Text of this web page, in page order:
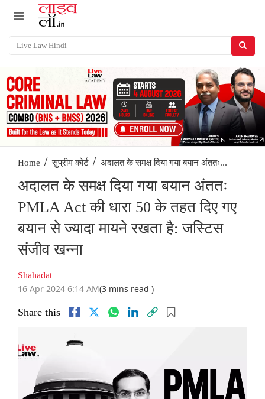
Home / सुप्रीम कोर्ट / अदालत के समक्ष दिया गया बयान अंततः...
अदालत के समक्ष दिया गया बयान अंततः
PMLA Act की धारा 50 के तहत दिए गए
बयान से ज्यादा मायने रखता है: जस्टिस
संजीव खन्ना
Shahadat
16 Apr 2024 6:14 AM(3 mins read )
Share this